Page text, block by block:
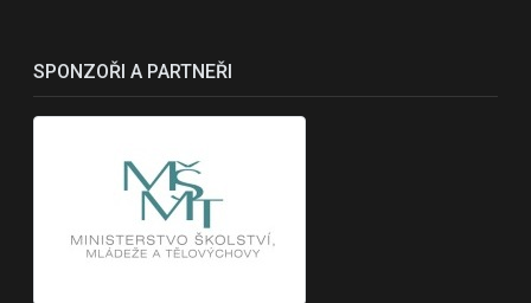
SPONZOŘI A PARTNEŘI